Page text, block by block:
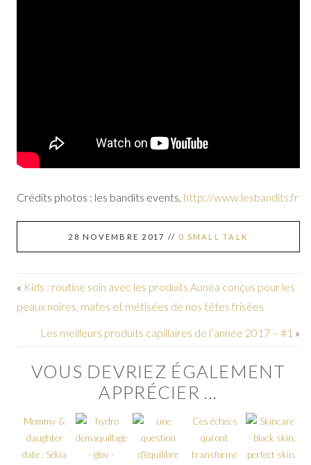
Crédits photos : les bandits events, http://www.lesbandits.fr
28 NOVEMBRE 2017 // 0 SMALL TALK
« Kids : routine soin avec les produits Aunéa conçus pour les
peaux noires, mates et métisées de nos têtes frisées
Les meilleurs produits capillaires de l’année 2017 – #1 »
VOUS DEVRIEZ ÉGALEMENT
APPRÉCIER ...
Mommy &
daughter
date : Sékia
Ces échecs
qui ont
transformé